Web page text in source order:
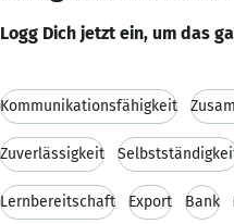
Logg Dich jetzt ein, um das
Kommunikationsfähigkeit
Zuverlässigkeit
Lernbereitschaft Export Bank